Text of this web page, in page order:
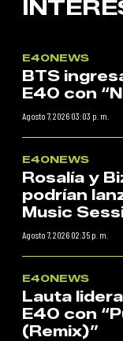
E40NEWS
BTS
E40 con
Agosto 7, 2026 03:03 p. m.
E40NEWS
Rosalía y
podrían
Music
Agosto 7, 2026 02:35 p. m.
E40NEWS
Lauta
E40 con
(Remix)”